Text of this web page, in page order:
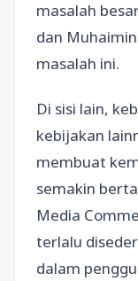
masalah
dan
masalah ini.
Di sisi lain,
kebijakan
membuat
semakin
Media
terlalu
dalam